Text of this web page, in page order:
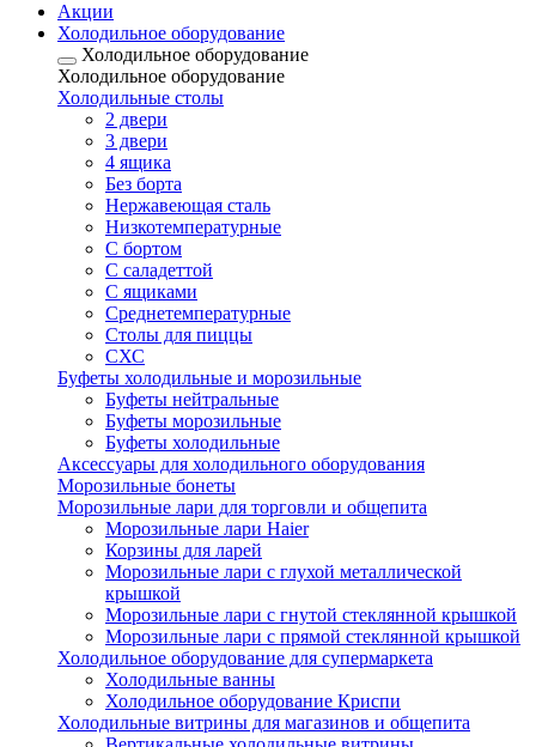
Акции
Холодильное оборудование
Холодильное оборудование
Холодильное оборудование
Холодильные столы
2 двери
3 двери
4 ящика
Без борта
Нержавеющая сталь
Низкотемпературные
С бортом
С саладеттой
С ящиками
Среднетемпературные
Столы для пиццы
СХС
Буфеты холодильные и морозильные
Буфеты нейтральные
Буфеты морозильные
Буфеты холодильные
Аксессуары для холодильного оборудования
Морозильные бонеты
Морозильные лари для торговли и общепита
Морозильные лари Haier
Корзины для ларей
Морозильные лари с глухой металлической
крышкой
Морозильные лари с гнутой стеклянной крышкой
Морозильные лари с прямой стеклянной крышкой
Холодильное оборудование для супермаркета
Холодильные ванны
Холодильное оборудование Криспи
Холодильные витрины для магазинов и общепита